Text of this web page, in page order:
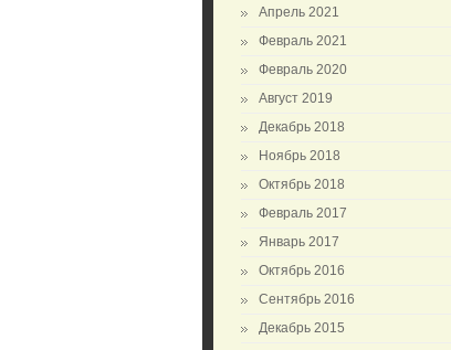
Апрель 2021
Февраль 2021
Февраль 2020
Август 2019
Декабрь 2018
Ноябрь 2018
Октябрь 2018
Февраль 2017
Январь 2017
Октябрь 2016
Сентябрь 2016
Декабрь 2015